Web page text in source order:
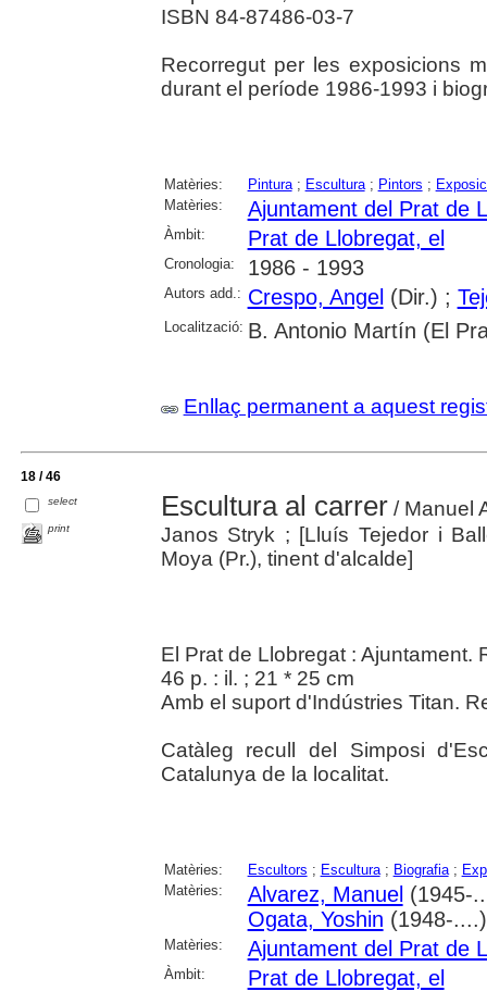
ISBN 84-87486-03-7
Recorregut per les exposicions
durant el període 1986-1993 i
Matèries: Pintura; Escultura; Pintors ;
Matèries:
Ajuntament del Prat de
Àmbit: Prat de Llobregat, el
Cronologia: 1986 - 1993
Autors add.: Crespo, Angel (Dir.) ;
Localització: B. Antonio Martín (El
Enllaç permanent a aquest
18 / 46
select
print
Escultura al carrer/ Manuel
Janos Stryk ; [Lluís Tejedor i
Moya (Pr.), tinent d'alcalde]
El Prat de Llobregat : Ajuntament.
46 p. : il. ; 21 * 25 cm
Amb el suport d'Indústries Titan.
Catàleg recull del Simposi
Catalunya de la localitat.
Matèries: Escultors ; Escultura; Biografia;
Matèries:
Alvarez, Manuel (1945-
Ogata, Yoshin (1948-
Matèries: Ajuntament del Prat de
Àmbit: Prat de Llobregat, el